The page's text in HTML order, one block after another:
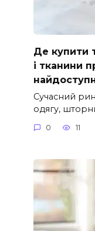
Де купити
і тканини
Сучасний
одягу,
0 11